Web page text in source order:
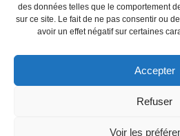
des données telles que le comportement
sur ce site. Le fait de ne pas consentir ou
avoir un effet négatif sur certaines
Accepter
Refuser
Voir les
RETOUR
réservés.